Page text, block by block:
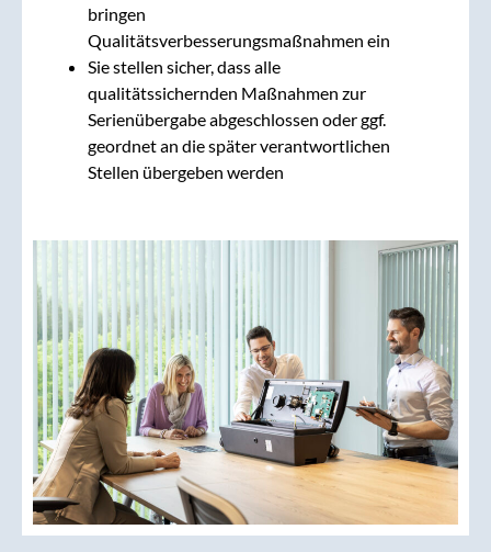
bringen
Qualitätsverbesserungsmaßnahmen ein
Sie stellen sicher, dass alle
qualitätssichernden Maßnahmen zur
Serienübergabe abgeschlossen oder ggf.
geordnet an die später verantwortlichen
Stellen übergeben werden